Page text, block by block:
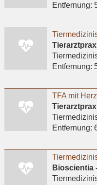
Entfernung:
Entfernung:
TFA mit
Entfernung: